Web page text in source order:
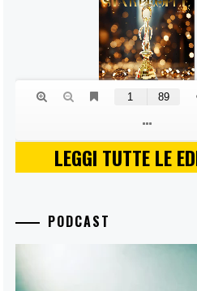
LEGGI TUTTE LE
PODCAST